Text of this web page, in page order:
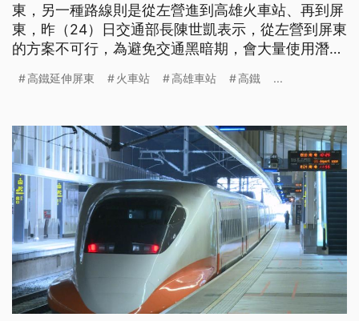
東，另一種路線則是從左營進到高雄火車站、再到屏
東，昨（24）日交通部長陳世凱表示，從左營到屏東
的方案不可行，為避免交通黑暗期，會大量使用潛
進行。而行政院長卓榮泰則說，如果地方有共識之後
認為，無論是哪個路線都希望審慎評估、減低影響。
高鐵延伸屏東 火車站 高雄車站 高鐵 ...